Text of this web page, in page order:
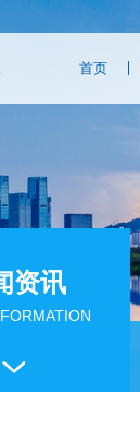
首页
资讯